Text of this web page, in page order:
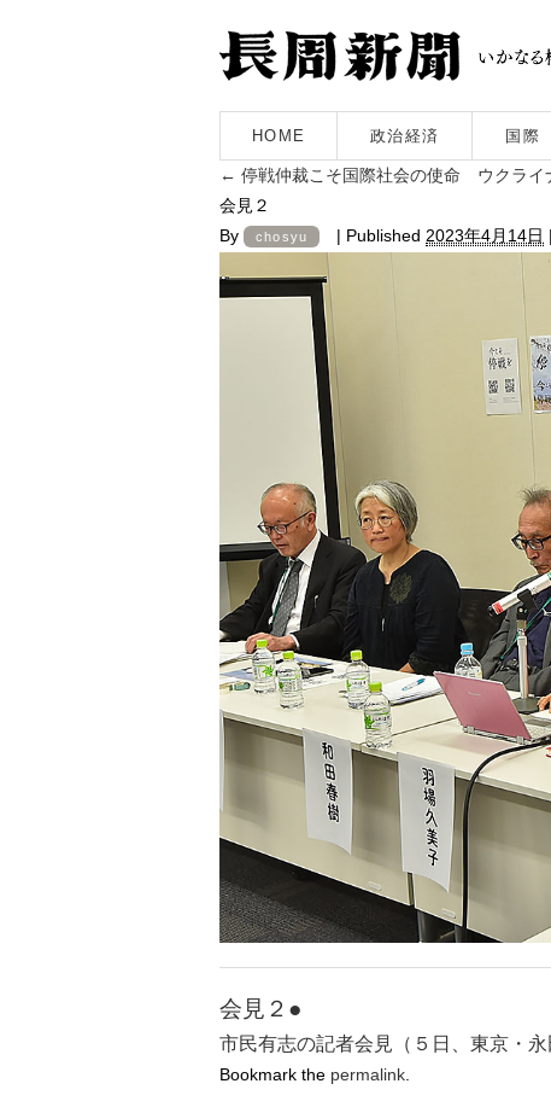
HOME 政治経済 国際
← 停戦仲裁こそ国際社会の使命 ウクラ
会見２
By
chosyu | Published 2023年4月14日 |
会見２●
市民有志の記者会見（５日、東京・永
Bookmark the permalink